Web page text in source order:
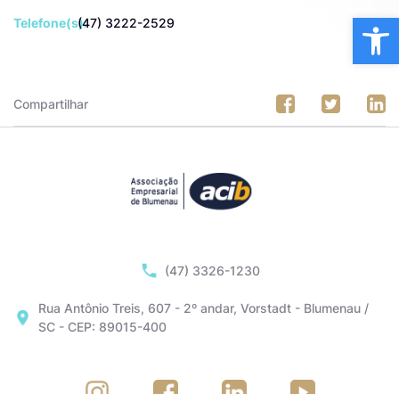
Telefone(s):(47) 3222-2529
Compartilhar
(47) 3326-1230
Rua Antônio Treis, 607 - 2º andar, Vorstadt - Blumenau /
SC - CEP: 89015-400